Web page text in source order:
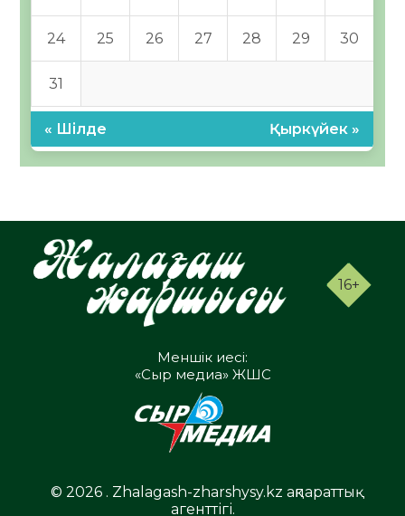
24 25 26 27 28 29 30
31
« Шілде Қыркүйек »
16+
Меншік иесі:
«Сыр медиа» ЖШС
© 2026 . Zhalagash-zharshysy.kz ақпараттық
агенттігі.